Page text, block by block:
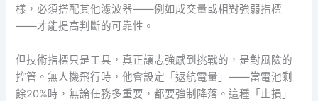
樣，必須搭配其他濾波器——例如成交量或相對強弱指標
——才能提高判斷的可靠性。
但技術指標只是工具，真正讓志強感到挑戰的，是對風險的
控管。無人機飛行時，他會設定「返航電量」——當電池剩
餘20%時，無論任務多重要，都要強制降落。這種「止損」